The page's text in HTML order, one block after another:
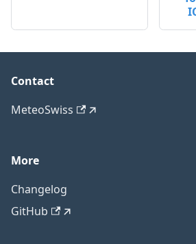
Contact
MeteoSwiss
More
Changelog
GitHub